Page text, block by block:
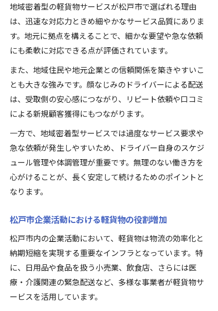
地域密着型の軽貨物サービスが松戸市で選ばれる理由
は、迅速な対応力ときめ細やかなサービス品質にありま
す。地元に拠点を構えることで、細かな要望や急な依頼
にも柔軟に対応できる点が評価されています。
また、地域住民や地元企業との信頼関係を築きやすいこ
とも大きな強みです。顔なじみのドライバーによる配送
は、受取側の安心感につながり、リピート依頼や口コミ
による新規顧客獲得にもつながります。
一方で、地域密着型サービスでは過度なサービス要求や
急な依頼が発生しやすいため、ドライバー自身のスケジ
ュール管理や体調管理が重要です。無理のない働き方を
心がけることが、長く安定して続けるためのポイントと
なります。
松戸市企業活動における軽貨物の役割増加
松戸市内の企業活動において、軽貨物は物流の効率化と
納期短縮を実現する重要なインフラとなっています。特
に、日用品や食品を扱う小売業、飲食店、さらには医
療・介護関連の緊急配送など、多様な事業者が軽貨物サ
ービスを活用しています。